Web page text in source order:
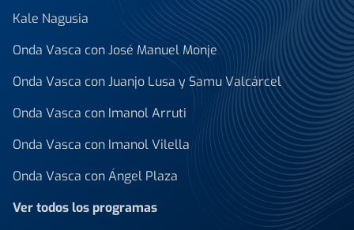
Kale Nagusia
Onda Vasca con José Manuel Monje
Onda Vasca con Juanjo Lusa y Samu Valcárcel
Onda Vasca con Imanol Arruti
Onda Vasca con Imanol Vilella
Onda Vasca con Ángel Plaza
Ver todos los programas